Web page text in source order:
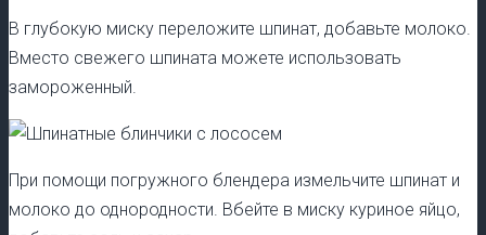
В глубокую миску переложите шпинат, добавьте молоко.
Вместо свежего шпината можете использовать
замороженный.
При помощи погружного блендера измельчите шпинат и
молоко до однородности. Вбейте в миску куриное яйцо,